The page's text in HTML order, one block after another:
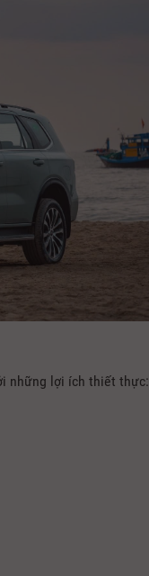
những lợi ích thiết thực: